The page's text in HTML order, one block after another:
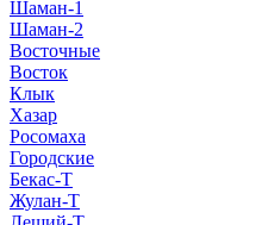
Шаман-1
Шаман-2
Восточные
Восток
Клык
Хазар
Росомаха
Городские
Бекас-Т
Жулан-Т